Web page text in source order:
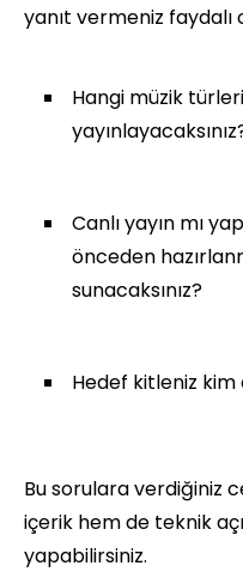
yanıt vermeniz faydalı
Hangi müzik
Canlı yayın mı
önceden
sunacaksınız?
Hedef kitleniz
Bu sorulara verdiğiniz
içerik hem de teknik
yapabilirsiniz.